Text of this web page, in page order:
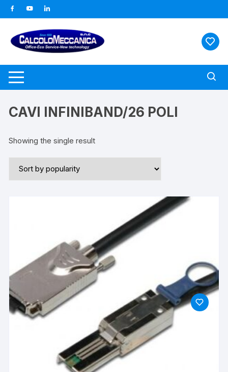
al
contenuto
CAVI INFINIBAND/26 POLI
Showing the single result